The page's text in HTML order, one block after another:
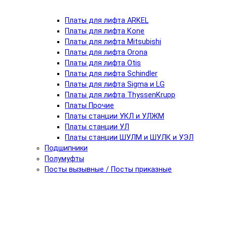
Платы для лифта ARKEL
Платы для лифта Kone
Платы для лифта Mitsubishi
Платы для лифта Orona
Платы для лифта Otis
Платы для лифта Schindler
Платы для лифта Sigma и LG
Платы для лифта ThyssenKrupp
Платы Прочие
Платы станции УКЛ и УЛЖМ
Платы станции УЛ
Платы станции ШУЛМ и ШУЛК и УЭЛ
Подшипники
Полумуфты
Посты вызывные / Посты приказные